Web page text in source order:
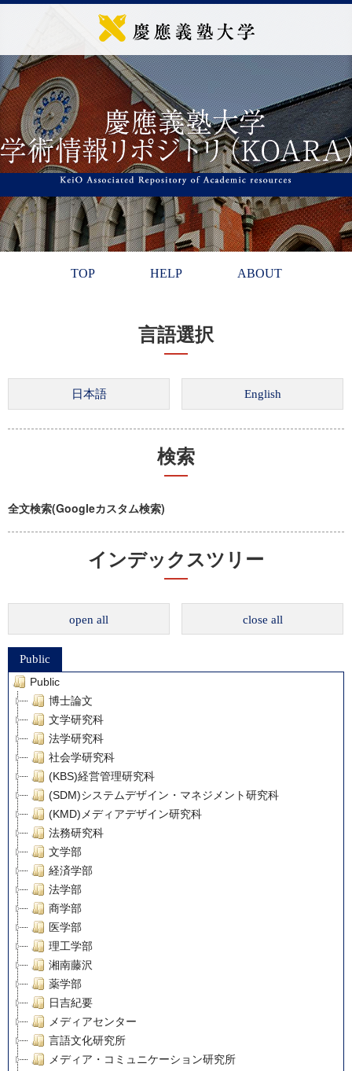
TOP HELP ABOUT
言語選択
検索
全文検索(Googleカスタム検索)
インデックスツリー
open all close all
Public
Public
博士論文
文学研究科
法学研究科
社会学研究科
(KBS)経営管理研究科
(SDM)システムデザイン・マネジメント研究科
(KMD)メディアデザイン研究科
法務研究科
文学部
経済学部
法学部
商学部
医学部
理工学部
湘南藤沢
薬学部
日吉紀要
メディアセンター
言語文化研究所
メディア・コミュニケーション研究所